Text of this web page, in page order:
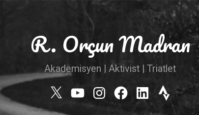
R. Orçun Madran
Akademisyen | Aktivist | Triatlet
Twitter
YouTube
Instagram
Facebook
Linkedin
Strava